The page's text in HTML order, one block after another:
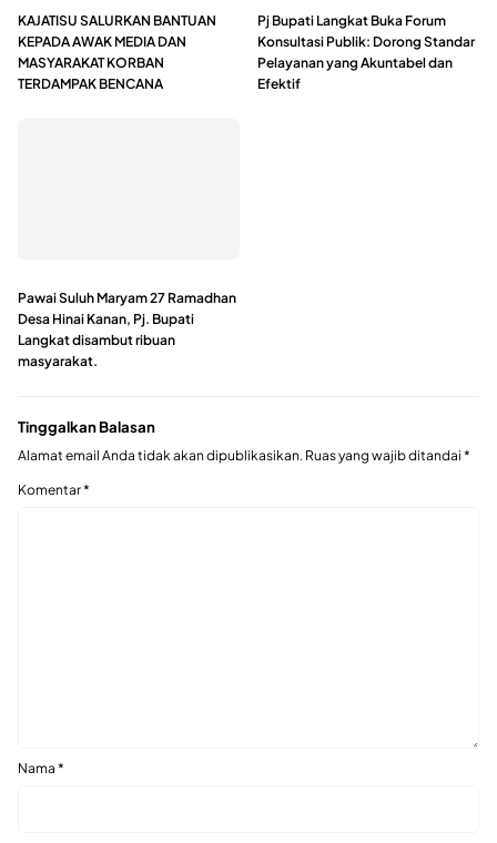
KAJATISU SALURKAN BANTUAN
KEPADA AWAK MEDIA DAN
MASYARAKAT KORBAN
TERDAMPAK BENCANA
Pj Bupati Langkat Buka Forum
Konsultasi Publik: Dorong Standar
Pelayanan yang Akuntabel dan
Efektif
Pawai Suluh Maryam 27 Ramadhan
Desa Hinai Kanan, Pj. Bupati
Langkat disambut ribuan
masyarakat.
Tinggalkan Balasan
Alamat email Anda tidak akan dipublikasikan. Ruas yang wajib ditandai *
Komentar*
Nama *